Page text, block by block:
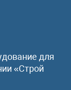
для
«Строй